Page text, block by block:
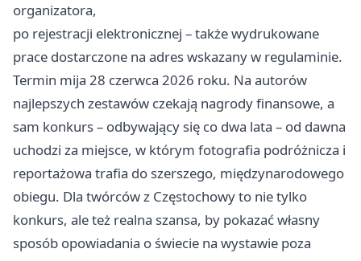
organizatora,
po rejestracji elektronicznej – także wydrukowane
prace dostarczone na adres wskazany w regulaminie.
Termin mija 28 czerwca 2026 roku. Na autorów
najlepszych zestawów czekają nagrody finansowe, a
sam konkurs – odbywający się co dwa lata – od dawna
uchodzi za miejsce, w którym fotografia podróżnicza i
reportażowa trafia do szerszego, międzynarodowego
obiegu. Dla twórców z Częstochowy to nie tylko
konkurs, ale też realna szansa, by pokazać własny
sposób opowiadania o świecie na wystawie poza